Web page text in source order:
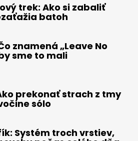
trek: Ako si zabaliť
batoh
znamená „Leave No
sme to mali
prekonať strach z tmy
sólo
Systém troch vrstiev,